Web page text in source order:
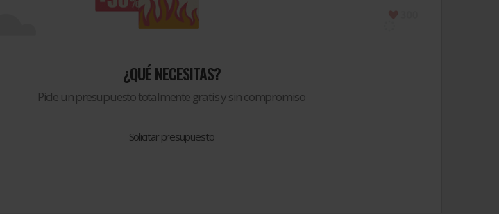
¿QUÉ NECESITAS?
Pide un presupuesto totalmente gratis y sin compromiso
Solicitar presupuesto